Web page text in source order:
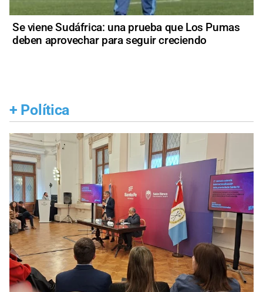
Se viene Sudáfrica: una prueba que Los Pumas
deben aprovechar para seguir creciendo
+ Política